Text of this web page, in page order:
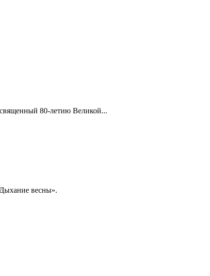
80-летию Великой...
весны».